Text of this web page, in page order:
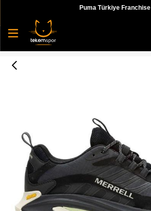
Puma Türkiye Franchise